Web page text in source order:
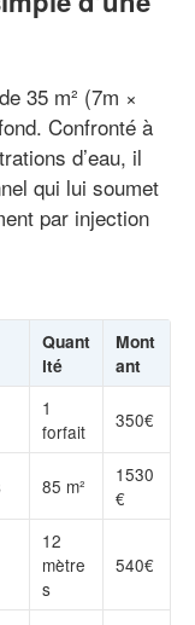
35 m² (7m ×
Confronté à
d’eau, il
qui lui soumet
par injection
Quant
ité
Mont
ant
1
forfait
350€
85 m²
1530
€
12
mètre
s
540€